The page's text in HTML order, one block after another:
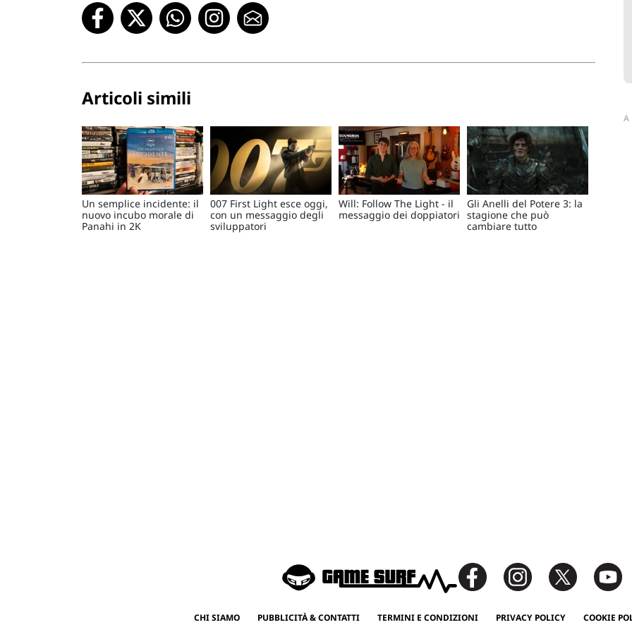
Articoli simili
Un semplice incidente: il
nuovo incubo morale di
Panahi in 2K
007 First Light esce oggi,
con un messaggio degli
sviluppatori
Will: Follow The Light - il
messaggio dei doppiatori
Gli Anelli del Potere 3: la
stagione che può
cambiare tutto
CHI SIAMO PUBBLICITÀ & CONTATTI TERMINI E CONDIZIONI PRIVACY POLICY COOKIE